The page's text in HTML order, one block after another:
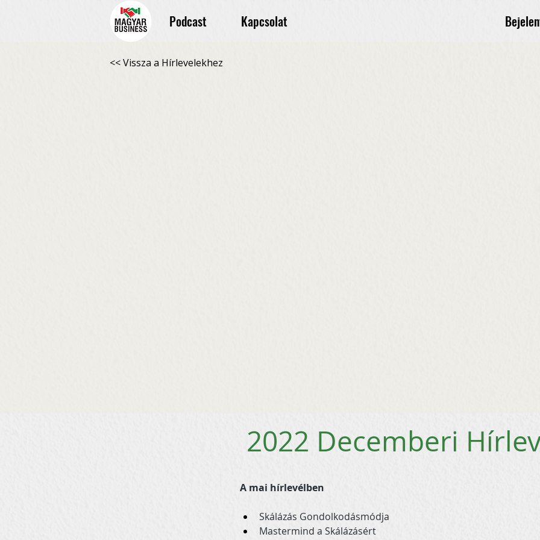
Podcast Kapcsolat
<< Vissza a Hírlevelekhez
2022 Decemberi
A mai hírlevélben
Skálázás Gondolkodásmódja
Mastermind a Skálázásért